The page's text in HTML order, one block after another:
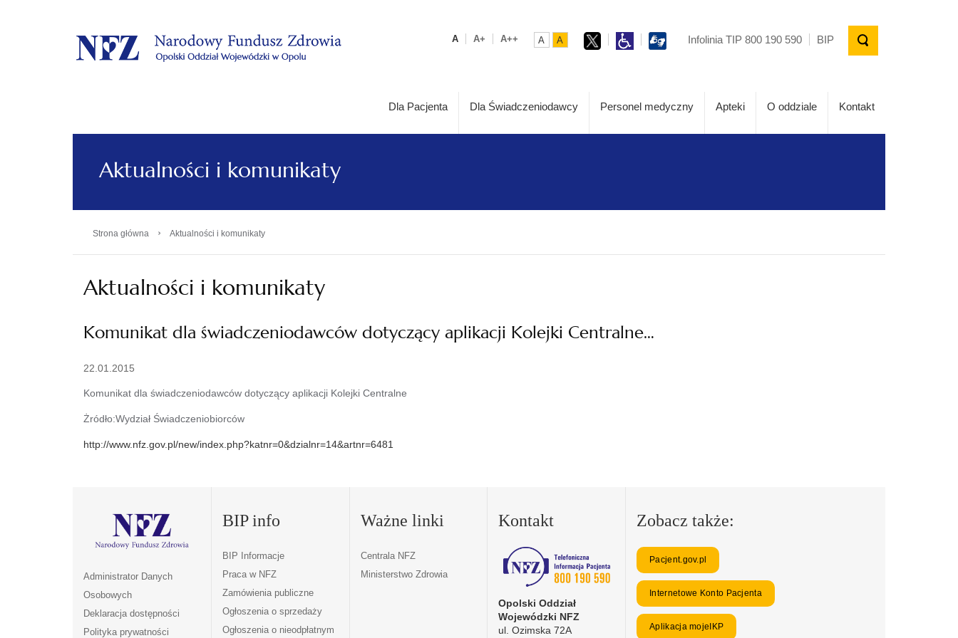
. A A+ A++ A A Infolinia TIP 800 190 590 BIP
Dla Pacjenta Dla Świadczeniodawcy Personel medyczny Apteki O oddziale Kontakt
Aktualności i komunikaty
Strona główna › Aktualności i komunikaty
Aktualności i komunikaty
Komunikat dla świadczeniodawców dotyczący aplikacji Kolejki Centralne…
22.01.2015
Komunikat dla świadczeniodawców dotyczący aplikacji Kolejki Centralne
Żródło:Wydział Świadczeniobiorców
http://www.nfz.gov.pl/new/index.php?katnr=0&dzialnr=14&artnr=6481
Administrator Danych
Osobowych
Deklaracja dostępności
Polityka prywatności
BIP info
BIP Informacje
Praca w NFZ
Zamówienia publiczne
Ogłoszenia o sprzedaży
Ogłoszenia o nieodpłatnym
Ważne linki
Centrala NFZ
Ministerstwo Zdrowia
Kontakt
Opolski Oddział
Wojewódzki NFZ
ul. Ozimska 72A
Zobacz także:
Pacjent.gov.pl
Internetowe Konto Pacjenta
Aplikacja mojeIKP